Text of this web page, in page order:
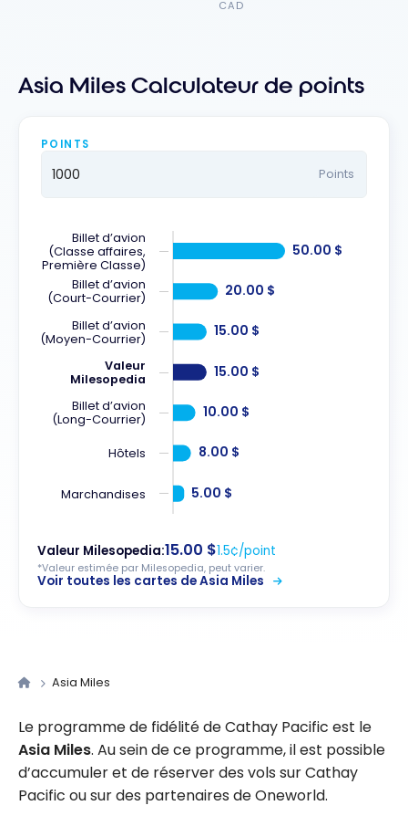
CAD
Asia Miles Calculateur de points
POINTS
Points
Billet d’avion
(Classe affaires,
Première Classe)
Billet d’avion
(Court-Courrier)
Billet d’avion
(Moyen-Courrier)
Valeur
Milesopedia
Billet d’avion
(Long-Courrier)
Hôtels
Marchandises
50.00 $
20.00 $
15.00 $
15.00 $
10.00 $
8.00 $
5.00 $
Valeur Milesopedia:15.00 $1.5¢/point
*Valeur estimée par Milesopedia, peut varier.
Voir toutes les cartes de Asia Miles
Asia Miles
Le programme de fidélité de Cathay Pacific est le
Asia Miles. Au sein de ce programme, il est possible
d’accumuler et de réserver des vols sur Cathay
Pacific ou sur des partenaires de Oneworld.